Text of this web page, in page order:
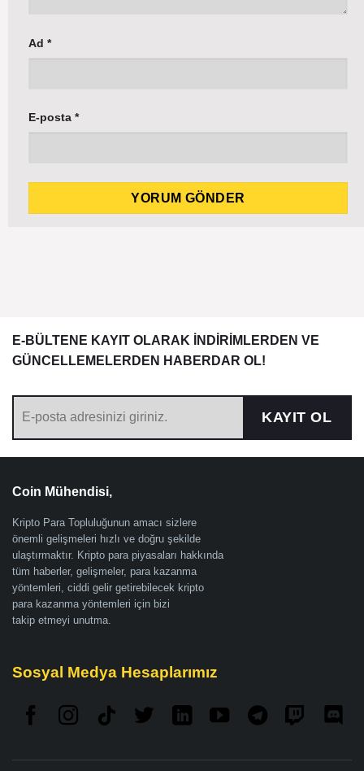
Ad *
E-posta *
E-BÜLTENE KAYIT OLARAK İNDİRİMLERDEN VE
GÜNCELLEMELERDEN HABERDAR OL!
KAYIT OL
Coin Mühendisi,
Kripto Para Topluluğunun amacı sizlere
önemli gelişmeleri hızlı ve doğru şekilde
ulaştırmaktır. Kripto para piyasaları hakkında
tüm haberler, gelişmeler, para kazanma
yöntemleri, ciddi gelir getirebilecek kripto
para kazanma yöntemleri için bizi
takip etmeyi unutma.
Sosyal Medya Hesaplarımız